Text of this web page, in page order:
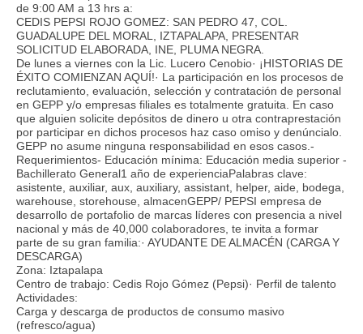
de 9:00 AM a 13 hrs a:
CEDIS PEPSI ROJO GOMEZ: SAN PEDRO 47, COL.
GUADALUPE DEL MORAL, IZTAPALAPA, PRESENTAR
SOLICITUD ELABORADA, INE, PLUMA NEGRA.
De lunes a viernes con la Lic. Lucero Cenobio· ¡HISTORIAS DE
ÉXITO COMIENZAN AQUÍ!· La participación en los procesos de
reclutamiento, evaluación, selección y contratación de personal
en GEPP y/o empresas filiales es totalmente gratuita. En caso
que alguien solicite depósitos de dinero u otra contraprestación
por participar en dichos procesos haz caso omiso y denúncialo.
GEPP no asume ninguna responsabilidad en esos casos.-
Requerimientos- Educación mínima: Educación media superior -
Bachillerato General1 año de experienciaPalabras clave:
asistente, auxiliar, aux, auxiliary, assistant, helper, aide, bodega,
warehouse, storehouse, almacenGEPP/ PEPSI empresa de
desarrollo de portafolio de marcas líderes con presencia a nivel
nacional y más de 40,000 colaboradores, te invita a formar
parte de su gran familia:· AYUDANTE DE ALMACÉN (CARGA Y
DESCARGA)
Zona: Iztapalapa
Centro de trabajo: Cedis Rojo Gómez (Pepsi)· Perfil de talento
Actividades:
Carga y descarga de productos de consumo masivo
(refresco/agua)